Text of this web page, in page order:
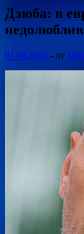
Дзюба: в
01.08.2020 - от